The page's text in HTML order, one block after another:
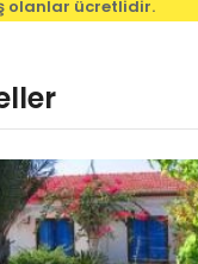
olanlar ücretlidir.